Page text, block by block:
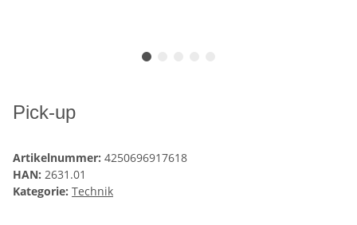
Pick-up
Artikelnummer: 4250696917618
HAN: 2631.01
Kategorie: Technik